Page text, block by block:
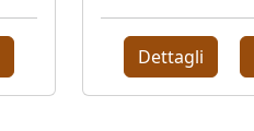
Dettagli